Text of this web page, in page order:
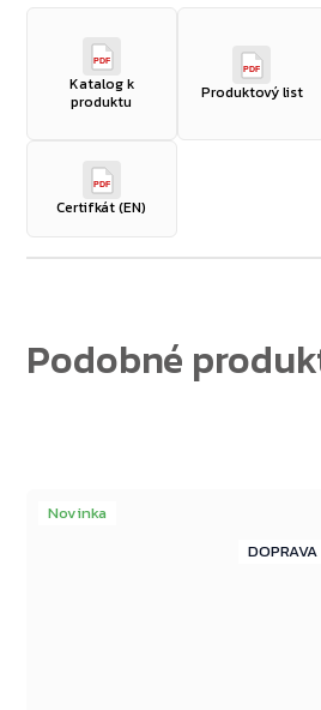
PDF
Katalog k
produktu
PDF
Produktový list
PDF
Certifkát (EN)
Novinka